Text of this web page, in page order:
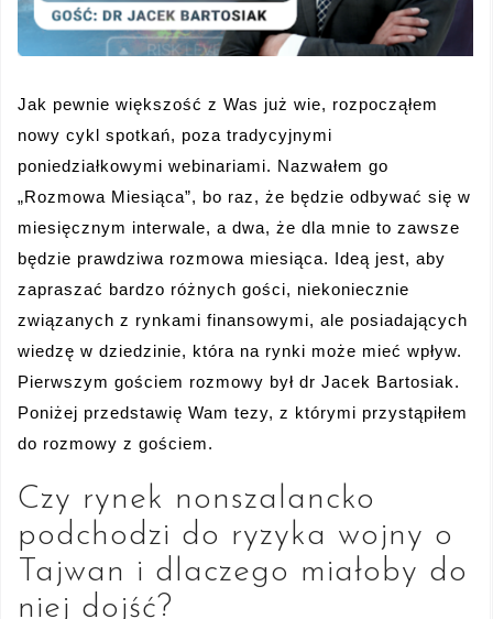
Jak pewnie większość z Was już wie, rozpocząłem
nowy cykl spotkań, poza tradycyjnymi
poniedziałkowymi webinariami. Nazwałem go
„Rozmowa Miesiąca”, bo raz, że będzie odbywać się w
miesięcznym interwale, a dwa, że dla mnie to zawsze
będzie prawdziwa rozmowa miesiąca. Ideą jest, aby
zapraszać bardzo różnych gości, niekoniecznie
związanych z rynkami finansowymi, ale posiadających
wiedzę w dziedzinie, która na rynki może mieć wpływ.
Pierwszym gościem rozmowy był dr Jacek Bartosiak.
Poniżej przedstawię Wam tezy, z którymi przystąpiłem
do rozmowy z gościem.
Czy rynek nonszalancko
podchodzi do ryzyka wojny o
Tajwan i dlaczego miałoby do
niej dojść?